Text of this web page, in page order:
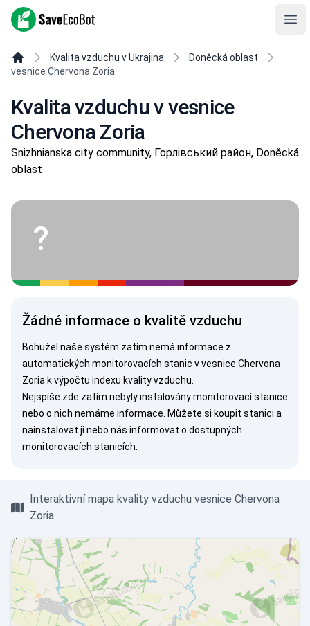
SaveEcoBot
Kvalita vzduchu v Ukrajina
Doněcká oblast
vesnice Chervona Zoria
Kvalita vzduchu v vesnice
Chervona Zoria
Snizhnianska city community, Горлівський район, Doněcká
oblast
?
Žádné informace o kvalitě vzduchu
Bohužel naše systém zatím nemá informace z
automatických monitorovacích stanic v vesnice Chervona
Zoria k výpočtu indexu kvality vzduchu.
Nejspíše zde zatím nebyly instalovány monitorovací stanice
nebo o nich nemáme informace. Můžete si koupit stanici a
nainstalovat ji nebo nás informovat o dostupných
monitorovacích stanicích.
Interaktivní mapa kvality vzduchu vesnice Chervona
Zoria